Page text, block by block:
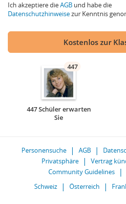
Ich akzeptiere dieAGB und habe die
Datenschutzhinweisezur Kenntnis
Kostenlos zur
447
447 Schüler erwarten
Sie
Personensuche AGB
Privatsphäre
Vertrag
Community Guidelines
Schweiz
Österreich